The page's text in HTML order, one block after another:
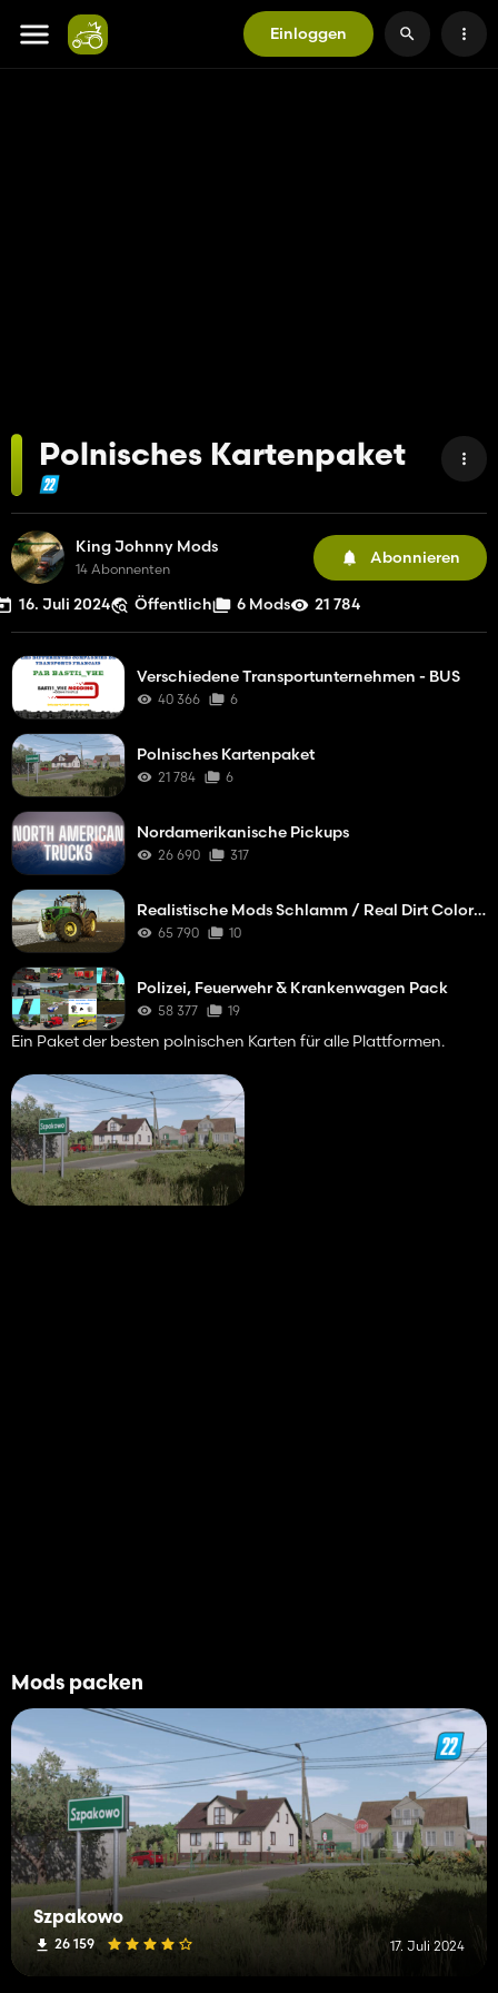
Einloggen
Polnisches Kartenpaket
King Johnny Mods
14 Abonnenten
Abonnieren
16. Juli 2024 Öffentlich 6 Mods 21 784
Ein Paket der besten polnischen Karten für alle Plattformen.
Mods packen
Szpakowo
26 159 17. Juli 2024
Verschiedene Transportunternehmen - BUS
40 366 6
Polnisches Kartenpaket
21 784 6
Nordamerikanische Pickups
26 690 317
Realistische Mods Schlamm / Real Dirt Color / Real
65 790 10
Polizei, Feuerwehr & Krankenwagen Pack
58 377 19